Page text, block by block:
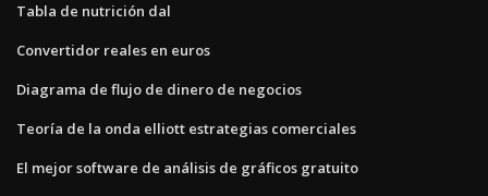
Tabla de nutrición dal
Convertidor reales en euros
Diagrama de flujo de dinero de negocios
Teoría de la onda elliott estrategias comerciales
El mejor software de análisis de gráficos gratuito